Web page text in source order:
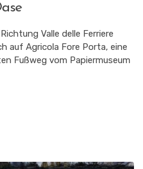
Valle delle Ferriere
auf Agricola Fore Porta, eine
Fußweg vom Papiermuseum